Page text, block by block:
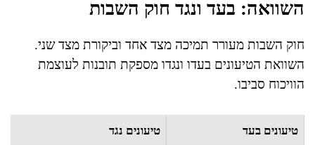
השוואה: בעד ונגד חוק השבות
חוק השבות מעורר תמיכה מצד אחד וביקורת מצד שני.
השוואת הטיעונים בעדו ונגדו מספקת תובנות לעוצמת
הוויכוח סביבו.
טיעונים בעד טיעונים נגד